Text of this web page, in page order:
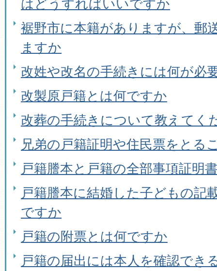
はどうすればいいですか
裾野市に本籍がありますが、郵
ますか
改姓や改名の手続きには何が必
改製原戸籍とは何ですか
改葬の手続きについて教えてく
兄弟の戸籍証明や住民票をとる
戸籍謄本と戸籍の全部事項証明
戸籍謄本に結婚した子どもの記
ですか
戸籍の附票とは何ですか
戸籍の届出には本人を確認でき